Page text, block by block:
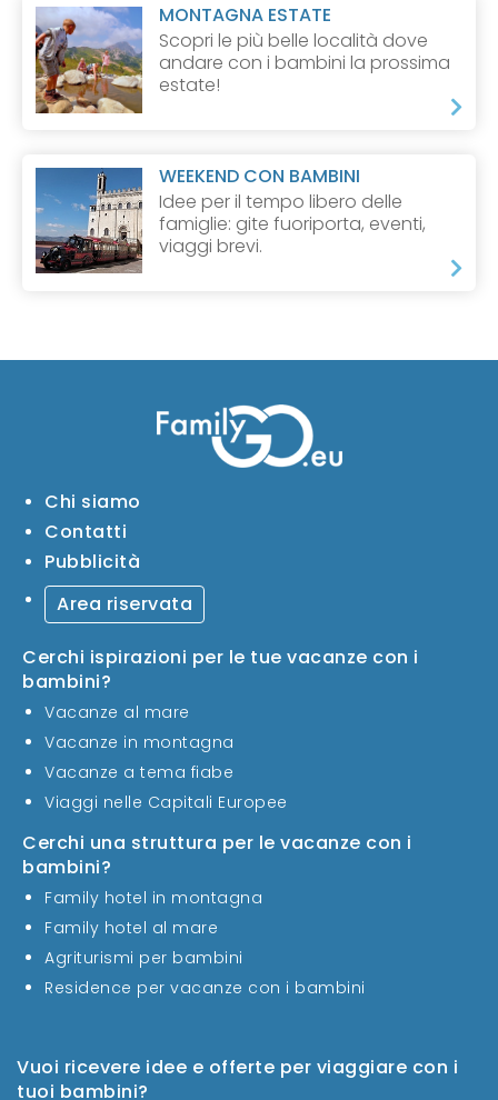
MONTAGNA ESTATE
Scopri le più belle località dove
andare con i bambini la prossima
estate!
WEEKEND CON BAMBINI
Idee per il tempo libero delle
famiglie: gite fuoriporta, eventi,
viaggi brevi.
Vuoi ricevere idee e offerte per viaggiare con i
tuoi bambini?
Chi siamo
Contatti
Pubblicità
Area riservata
Cerchi ispirazioni per le tue vacanze con i
bambini?
Vacanze al mare
Vacanze in montagna
Vacanze a tema fiabe
Viaggi nelle Capitali Europee
Cerchi una struttura per le vacanze con i
bambini?
Family hotel in montagna
Family hotel al mare
Agriturismi per bambini
Residence per vacanze con i bambini